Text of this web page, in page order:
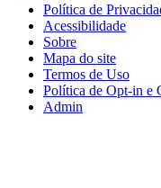
Política de
Acessibilidade
Sobre
Mapa do site
Termos de Uso
Política de Opt-in e
Admin